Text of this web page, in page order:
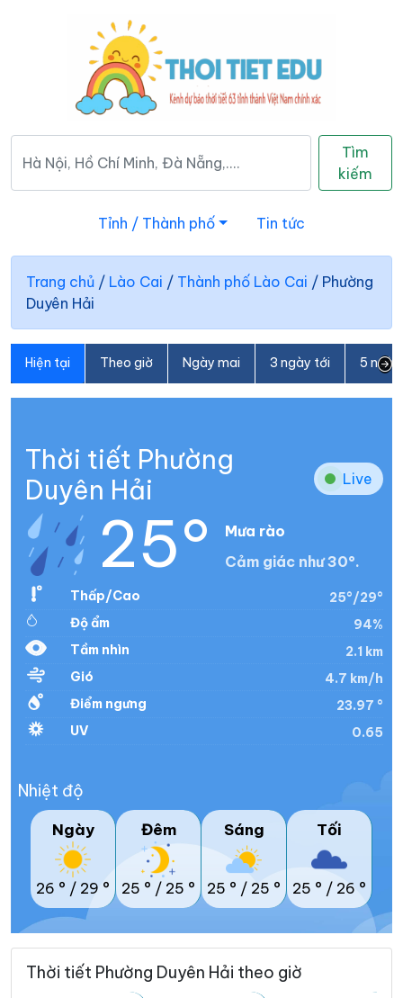
Tìm
kiếm
Tỉnh / Thành phố Tin tức
Trang chủ / Lào Cai / Thành phố Lào Cai / Phường
Duyên Hải
Hiện tại Theo giờ Ngày mai 3 ngày tới 5
Thời tiết Phường
Duyên Hải
Live
25°
Mưa rào
Cảm giác như 30°.
Thấp/Cao
25°/29°
Độ ẩm
94%
Tầm nhìn
2.1 km
Gió
4.7 km/h
Điểm ngưng
23.97 °
UV
0.65
Nhiệt độ
Ngày
26 ° / 29 °
Đêm
25 ° / 25 °
Sáng
25 ° / 25 °
Tối
25 ° / 26 °
Thời tiết Phường Duyên Hải theo giờ